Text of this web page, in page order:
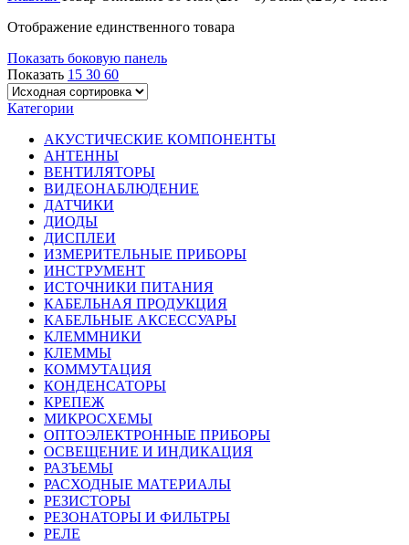
Отображение единственного товара
Показать боковую панель
Показать 15 30 60
Категории
АКУСТИЧЕСКИЕ КОМПОНЕНТЫ
АНТЕННЫ
ВЕНТИЛЯТОРЫ
ВИДЕОНАБЛЮДЕНИЕ
ДАТЧИКИ
ДИОДЫ
ДИСПЛЕИ
ИЗМЕРИТЕЛЬНЫЕ ПРИБОРЫ
ИНСТРУМЕНТ
ИСТОЧНИКИ ПИТАНИЯ
КАБЕЛЬНАЯ ПРОДУКЦИЯ
КАБЕЛЬНЫЕ АКСЕССУАРЫ
КЛЕММНИКИ
КЛЕММЫ
КОММУТАЦИЯ
КОНДЕНСАТОРЫ
КРЕПЕЖ
МИКРОСХЕМЫ
ОПТОЭЛЕКТРОННЫЕ ПРИБОРЫ
ОСВЕЩЕНИЕ И ИНДИКАЦИЯ
РАЗЪЕМЫ
РАСХОДНЫЕ МАТЕРИАЛЫ
РЕЗИСТОРЫ
РЕЗОНАТОРЫ И ФИЛЬТРЫ
РЕЛЕ